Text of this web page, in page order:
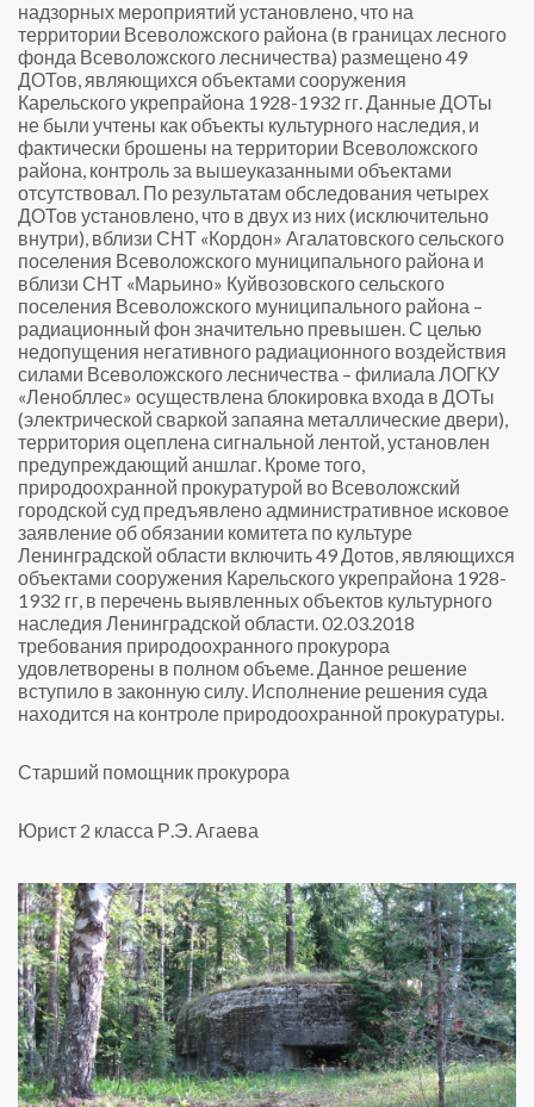
надзорных мероприятий установлено, что на
территории Всеволожского района (в границах лесного
фонда Всеволожского лесничества) размещено 49
ДОТов, являющихся объектами сооружения
Карельского укрепрайона 1928-1932 гг.Данные ДОТы
не были учтены как объекты культурного наследия, и
фактически брошены на территории Всеволожского
района, контроль за вышеуказанными объектами
отсутствовал. По результатам обследования четырех
ДОТов установлено, что в двух из них (исключительно
внутри), вблизи СНТ «Кордон» Агалатовского сельского
поселения Всеволожского муниципального района и
вблизи СНТ «Марьино» Куйвозовского сельского
поселения Всеволожского муниципального района –
радиационный фон значительно превышен.С целью
недопущения негативного радиационного воздействия
силами Всеволожского лесничества – филиала ЛОГКУ
«Ленобллес» осуществлена блокировка входа в ДОТы
(электрической сваркой запаяна металлические двери),
территория оцеплена сигнальной лентой, установлен
предупреждающий аншлаг. Кроме того,
природоохранной прокуратурой во Всеволожский
городской суд предъявлено административное исковое
заявление об обязании комитета по культуре
Ленинградской области включить 49 Дотов, являющихся
объектами сооружения Карельского укрепрайона 1928-
1932 гг, в перечень выявленных объектов культурного
наследия Ленинградской области.02.03.2018
требования природоохранного прокурора
удовлетворены в полном объеме. Данное решение
вступило в законную силу. Исполнение решения суда
находится на контроле природоохранной прокуратуры.
Старший помощник прокурора
Юрист 2 класса Р.Э. Агаева